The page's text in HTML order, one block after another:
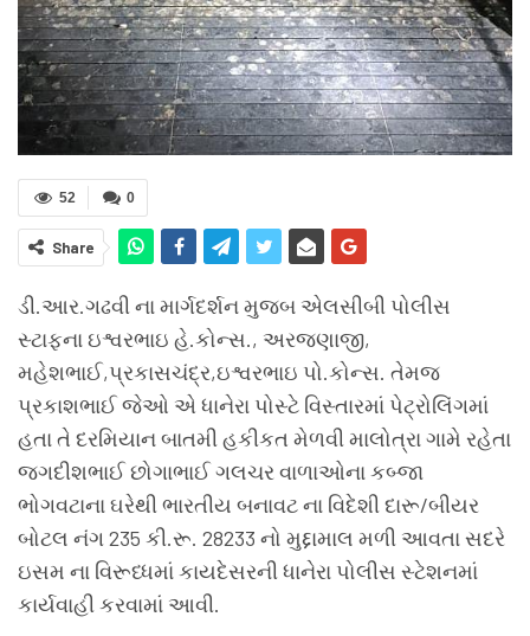
0
52
Share
ડી.આર.ગઢવી ના માર્ગદર્શન મુજબ એલસીબી પોલીસ
સ્ટાફના ઇશ્વરભાઇ હે.કોન્સ., અરજણાજી,
મહેશભાઈ,પ્રકાસચંદ્ર,ઇશ્વરભાઇ પો.કોન્સ. તેમજ
પ્રકાશભાઈ જેઓ એ ધાનેરા પોસ્ટે વિસ્તારમાં પેટ્રોલિંગમાં
હતા તે દરમિયાન બાતમી હકીકત મેળવી માલોત્રા ગામે રહેતા
જગદીશભાઈ છોગાભાઈ ગલચર વાળાઓના કબ્જા
ભોગવટાના ઘરેથી ભારતીય બનાવટ ના વિદેશી દારૂ/બીયર
બોટલ નંગ 235 કી.રૂ. 28233 નો મુદ્દામાલ મળી આવતા સદરે
ઇસમ ના વિરૂધ્ધમાં કાયદેસરની ધાનેરા પોલીસ સ્ટેશનમાં
કાર્યવાહી કરવામાં આવી.